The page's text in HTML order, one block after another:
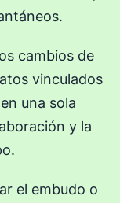
cambios de
vinculados
una sola
y la
el embudo o